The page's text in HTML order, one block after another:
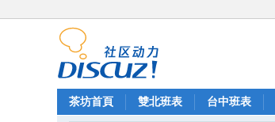
茶坊首頁 雙北班表 台中班表